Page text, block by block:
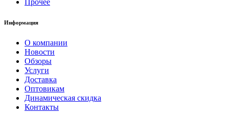
Прочее
Информация
О компании
Новости
Обзоры
Услуги
Доставка
Оптовикам
Динамическая скидка
Контакты